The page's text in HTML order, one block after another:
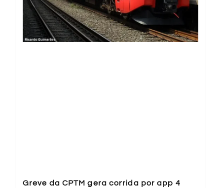
Greve da CPTM gera corrida por app 4